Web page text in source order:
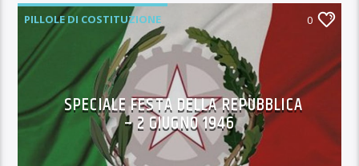
PILLOLE DI COSTITUZIONE 0
SPECIALE FESTA DELLA REPUBBLICA
– 2 GIUGNO 1946